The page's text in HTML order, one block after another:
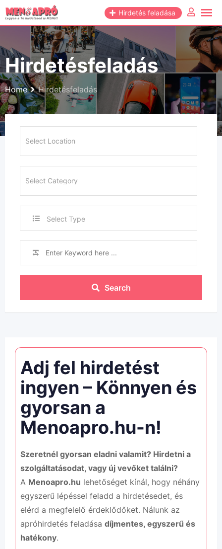
Hirdetés feladása
Hirdetésfeladás
Home Hirdetésfeladás
Select Type
Search
Adj fel hirdetést
ingyen – Könnyen és
gyorsan a
Menoapro.hu-n!
Szeretnél gyorsan eladni valamit? Hirdetni a
szolgáltatásodat, vagy új vevőket találni?
A Menoapro.hu lehetőséget kínál, hogy néhány
egyszerű lépéssel feladd a hirdetésedet, és
elérd a megfelelő érdeklődőket. Nálunk az
apróhirdetés feladása díjmentes, egyszerű és
hatékony.